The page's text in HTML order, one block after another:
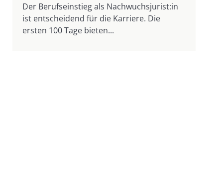
Der Berufseinstieg als Nachwuchsjurist:in
ist entscheidend für die Karriere. Die
ersten 100 Tage bieten...